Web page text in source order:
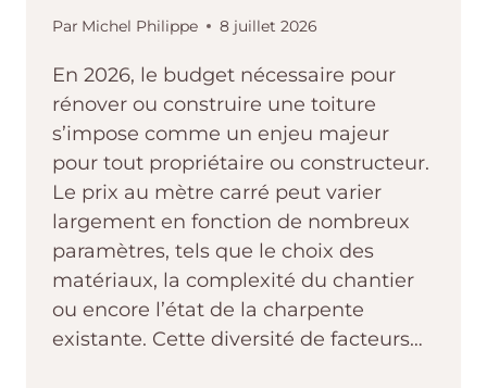
Par Michel Philippe 8 juillet 2026
En 2026, le budget nécessaire pour
rénover ou construire une toiture
s’impose comme un enjeu majeur
pour tout propriétaire ou constructeur.
Le prix au mètre carré peut varier
largement en fonction de nombreux
paramètres, tels que le choix des
matériaux, la complexité du chantier
ou encore l’état de la charpente
existante. Cette diversité de facteurs…